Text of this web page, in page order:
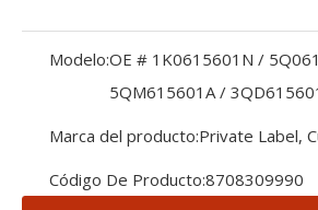
Modelo:OE # 1K0615601N /
5QM615601A /
Marca del producto:Private Label,
Código De Producto:8708309990